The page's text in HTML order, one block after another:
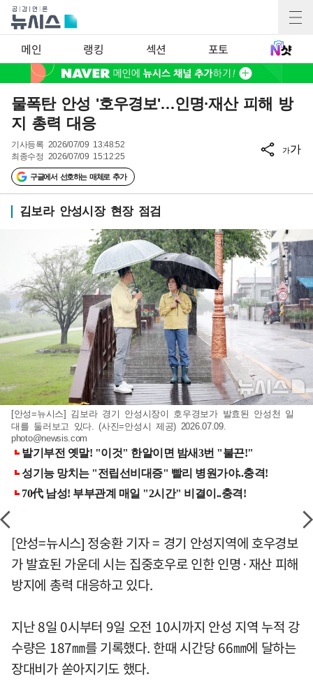
메인 랭킹 섹션 포토
물폭탄 안성 '호우경보'…인명·재산 피해 방
지 총력 대응
기사등록 2026/07/09 13:48:52
최종수정 2026/07/09 15:12:25
구글에서 선호하는 매체로 추가
가가
김보라 안성시장 현장 점검
[안성=뉴시스] 김보라 경기 안성시장이 호우경보가 발효된 안성천 일
대를 둘러보고 있다. (사진=안성시 제공) 2026.07.09.
photo@newsis.com
[안성=뉴시스] 정숭환 기자 = 경기 안성지역에 호우경보
가 발효된 가운데 시는 집중호우로 인한 인명·재산 피해
방지에 총력 대응하고 있다.
지난 8일 0시부터 9일 오전 10시까지 안성 지역 누적 강
수량은 187㎜를 기록했다. 한때 시간당 66㎜에 달하는
장대비가 쏟아지기도 했다.